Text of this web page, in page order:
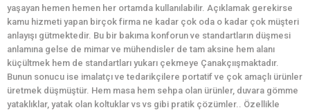
yaşayan hemen hemen her ortamda kullanılabilir. Açıklamak gerekirse
kamu hizmeti yapan birçok firma ne kadar çok oda o kadar çok müşteri
anlayışı gütmektedir. Bu bir bakıma konforun ve standartların düşmesi
anlamına gelse de mimar ve mühendisler de tam aksine hem alanı
küçültmek hem de standartları yukarı çekmeye Çanakçıışmaktadır.
Bunun sonucu ise imalatçı ve tedarikçilere portatif ve çok amaçlı ürünler
üretmek düşmüştür. Hem masa hem sehpa olan ürünler, duvara gömme
yataklıklar, yatak olan koltuklar vs vs gibi pratik çözümler.. Özellikle